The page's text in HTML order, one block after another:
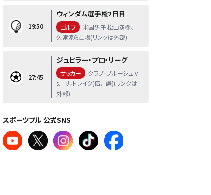
19:50
ウィンダム選手権2日目
ゴルフ
米国男子 松山英樹、
久常涼ら出場(リンクは外部)
27:45
ジュピラー・プロ・リーグ
サッカー
クラブ・ブルージュ v
s. コルトレイク(倍井謙)(リンクは
外部)
スポーツブル 公式SNS